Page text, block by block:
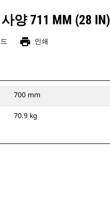
양 711 MM (28 IN)
print 인쇄
700 mm
70.9 kg